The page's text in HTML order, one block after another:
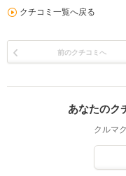
クチコミ一覧へ戻る
前のクチコミへ
あなたのク
クルマ